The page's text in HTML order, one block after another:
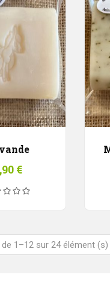
€
1–12 sur 24 élément (s)